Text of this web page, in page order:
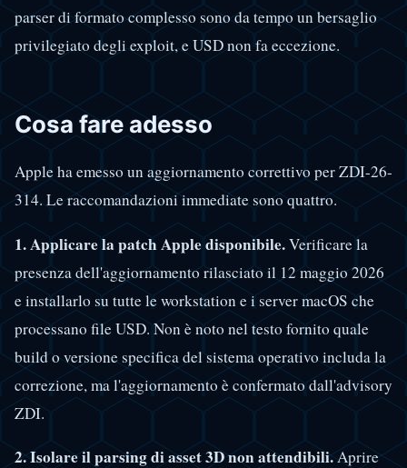
parser di formato complesso sono da tempo un bersaglio
privilegiato degli exploit, e USD non fa eccezione.
Cosa fare adesso
Apple ha emesso un aggiornamento correttivo per ZDI-26-
314. Le raccomandazioni immediate sono quattro.
1. Applicare la patch Apple disponibile.Verificare la
presenza dell'aggiornamento rilasciato il 12 maggio 2026
e installarlo su tutte le workstation e i server macOS che
processano file USD. Non è noto nel testo fornito quale
build o versione specifica del sistema operativo includa la
correzione, ma l'aggiornamento è confermato dall'advisory
ZDI.
2. Isolare il parsing di asset 3D non attendibili.Aprire